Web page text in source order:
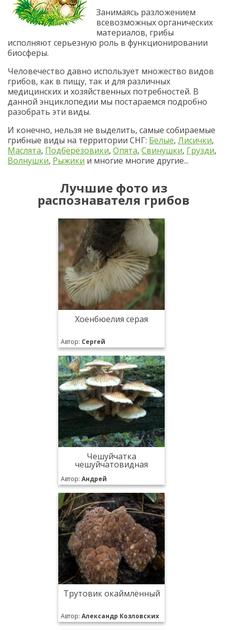
Занимаясь разложением
всевозможных органических
материалов, грибы
исполняют серьезную роль в функционировании
биосферы.
Человечество давно использует множество видов
грибов, как в пищу, так и для различных
медицинских и хозяйственных потребностей. В
данной энциклопедии мы постараемся подробно
разобрать эти виды.
И конечно, нельзя не выделить, самые собираемые
грибные виды на территории СНГ: Белые, Лисички,
Маслята, Подберёзовики, Опята, Свинушки, Грузди,
Волнушки, Рыжики и многие многие другие...
Лучшие фото из
распознавателя грибов
Хоенбюелия серая
Автор: Сергей
Чешуйчатка
чешуйчатовидная
Автор: Андрей
Трутовик окаймлённый
Автор: Александр Козловских